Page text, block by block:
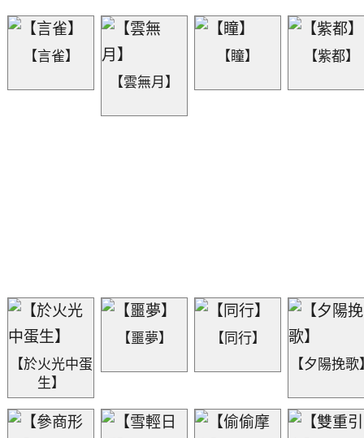
【言雀】
【雲無月】
【瞳】 【紫都】
【於火光中蛋
生】
【噩夢】
【同行】
【夕陽挽歌